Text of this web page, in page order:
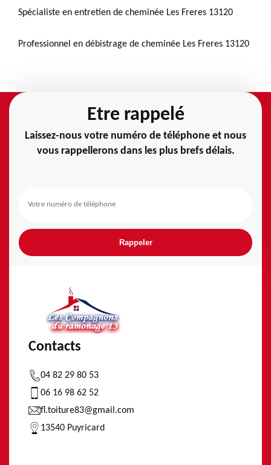
Spécialiste en entretien de cheminée Les Freres 13120
Professionnel en débistrage de cheminée Les Freres 13120
Etre rappelé
Laissez-nous votre numéro de téléphone et nous
vous rappellerons dans les plus brefs délais.
Contacts
04 82 29 80 53
06 16 98 62 52
fl.toiture83@gmail.com
13540 Puyricard